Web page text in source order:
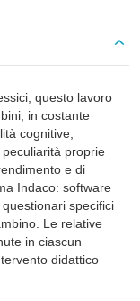
questo lavoro
in costante
cognitive,
proprie
e di
Indaco: software
specifici
Le relative
in ciascun
didattico